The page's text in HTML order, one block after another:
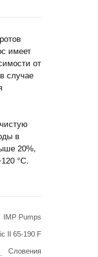
имеет
от
случае
в
20%,
°С.
IMP Pumps
II 65-190 F
Словения